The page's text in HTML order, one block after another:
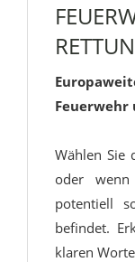
Feuerwehr
Wählen Sie
oder
potentiell
befindet.
klaren